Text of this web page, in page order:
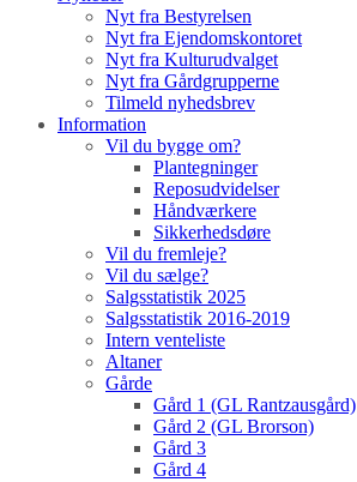
Nyt fra Bestyrelsen
Nyt fra Ejendomskontoret
Nyt fra Kulturudvalget
Nyt fra Gårdgrupperne
Tilmeld nyhedsbrev
Information
Vil du bygge om?
Plantegninger
Reposudvidelser
Håndværkere
Sikkerhedsdøre
Vil du fremleje?
Vil du sælge?
Salgsstatistik 2025
Salgsstatistik 2016-2019
Intern venteliste
Altaner
Gårde
Gård 1 (GL Rantzausgård)
Gård 2 (GL Brorson)
Gård 3
Gård 4